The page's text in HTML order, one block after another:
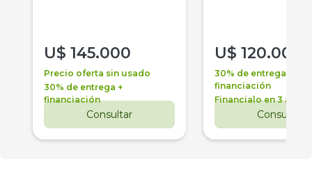
U$ 145.000
Precio oferta sin usado
30% de entrega +
financiación
Consultar
U$ 120.000
30% de entrega +
financiación
Financialo en 3 años
Consultar